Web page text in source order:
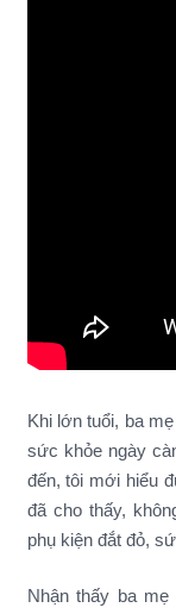
Khi lớn tuổi, ba
sức khỏe ngày
đến, tôi mới hiểu
đã cho thấy,
phụ kiện đắt đỏ,
Nhận thấy ba